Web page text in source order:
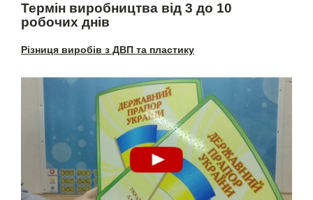
Термін виробництва від 3 до 10
робочих днів
Різниця виробів з ДВП та пластику